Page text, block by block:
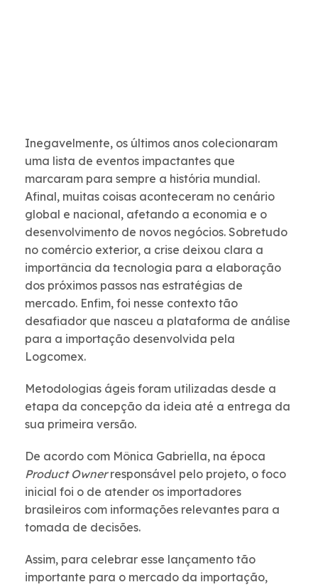
Inegavelmente, os últimos anos colecionaram
uma lista de eventos impactantes que
marcaram para sempre a história mundial.
Afinal, muitas coisas aconteceram no cenário
global e nacional, afetando a economia e o
desenvolvimento de novos negócios. Sobretudo
no comércio exterior, a crise deixou clara a
importância da tecnologia para a elaboração
dos próximos passos nas estratégias de
mercado. Enfim, foi nesse contexto tão
desafiador que nasceu a plataforma de análise
para a importação desenvolvida pela
Logcomex.
Metodologias ágeis foram utilizadas desde a
etapa da concepção da ideia até a entrega da
sua primeira versão.
De acordo com Mônica Gabriella, na época
Product Ownerresponsável pelo projeto, o foco
inicial foi o de atender os importadores
brasileiros com informações relevantes para a
tomada de decisões.
Assim, para celebrar esse lançamento tão
importante para o mercado da importação,